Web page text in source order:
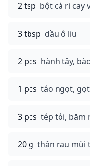
2 tsp bột cà ri cay
3 tbsp dầu ô liu
2 pcs hành tây,
1 pcs táo ngọt,
3 pcs tép tỏi, băm
20 g thân rau mùi